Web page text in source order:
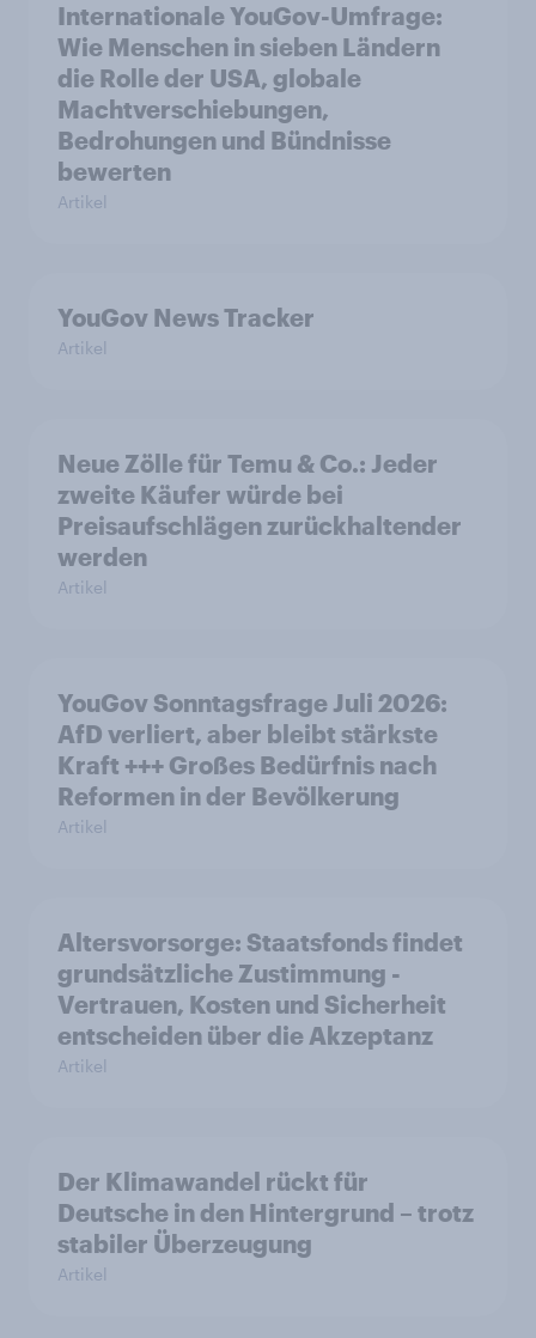
Internationale YouGov-Umfrage:
Wie Menschen in sieben Ländern
die Rolle der USA, globale
Machtverschiebungen,
Bedrohungen und Bündnisse
bewerten
Artikel
YouGov News Tracker
Artikel
Neue Zölle für Temu & Co.: Jeder
zweite Käufer würde bei
Preisaufschlägen zurückhaltender
werden
Artikel
YouGov Sonntagsfrage Juli 2026:
AfD verliert, aber bleibt stärkste
Kraft +++ Großes Bedürfnis nach
Reformen in der Bevölkerung
Artikel
Altersvorsorge: Staatsfonds findet
grundsätzliche Zustimmung -
Vertrauen, Kosten und Sicherheit
entscheiden über die Akzeptanz
Artikel
Der Klimawandel rückt für
Deutsche in den Hintergrund – trotz
stabiler Überzeugung
Artikel